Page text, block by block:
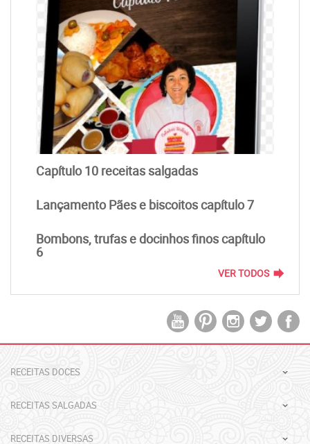
Capítulo 10 receitas salgadas
Lançamento Pães e biscoitos capítulo 7
Bombons, trufas e docinhos finos capítulo
6
VER TODOS forward
RECEITAS DOCES
RECEITAS SALGADAS
RECEITAS DIVERSAS